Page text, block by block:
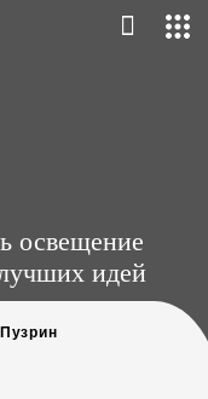
освещение
идей